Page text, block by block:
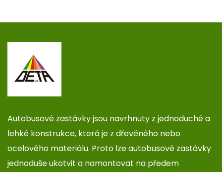
Autobusové zastávky jsou navrhnuty z jednoduché a
lehké konstrukce, která je z dřevěného nebo
ocelového materiálu. Proto lze autobusové zastávky
jednoduše ukotvit a namontovat na předem